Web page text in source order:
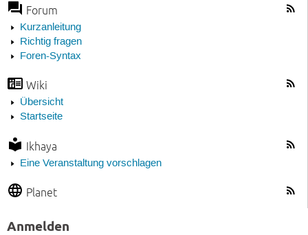
Forum
Kurzanleitung
Richtig fragen
Foren-Syntax
Wiki
Übersicht
Startseite
Ikhaya
Eine Veranstaltung vorschlagen
Planet
Anmelden